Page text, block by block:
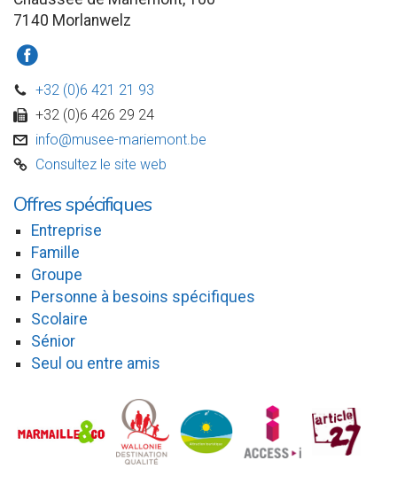
7140 Morlanwelz
a
D +32 (0)6 421 21 93
w +32 (0)6 426 29 24
v info@musee-mariemont.be
C Consultez le site web
Offres spécifiques
Entreprise
Famille
Groupe
Personne à besoins spécifiques
Scolaire
Sénior
Seul ou entre amis